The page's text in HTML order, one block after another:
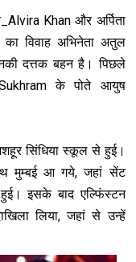
Khan और अ‍र्पिता
विवाह अभिनेता अतुल
दत्तक बहन है। पिछले
के पोते आयुष
सिंध‍िया स्कूल से हुई।
मुम्बई आ गये, जहां सेंट
हुई। इसके बाद एल्फिंस्टन
लिया, जहां से उन्हें